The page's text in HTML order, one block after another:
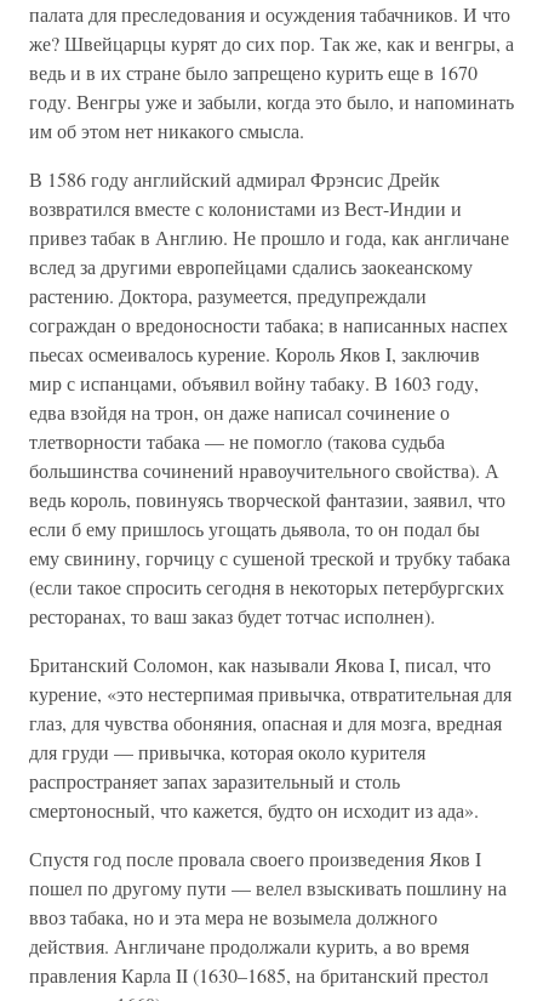
палата для преследования и осуждения табачников. И что
же? Швейцарцы курят до сих пор. Так же, как и венгры, а
ведь и в их стране было запрещено курить еще в 1670
году. Венгры уже и забыли, когда это было, и напоминать
им об этом нет никакого смысла.
В 1586 году английский адмирал Фрэнсис Дрейк
возвратился вместе с колонистами из Вест-Индии и
привез табак в Англию. Не прошло и года, как англичане
вслед за другими европейцами сдались заокеанскому
растению. Доктора, разумеется, предупреждали
сограждан о вредоносности табака; в написанных наспех
пьесах осмеивалось курение. Король Яков I, заключив
мир с испанцами, объявил войну табаку. В 1603 году,
едва взойдя на трон, он даже написал сочинение о
тлетворности табака — не помогло (такова судьба
большинства сочинений нравоучительного свойства). А
ведь король, повинуясь творческой фантазии, заявил, что
если б ему пришлось угощать дьявола, то он подал бы
ему свинину, горчицу с сушеной треской и трубку табака
(если такое спросить сегодня в некоторых петербургских
ресторанах, то ваш заказ будет тотчас исполнен).
Британский Соломон, как называли Якова I, писал, что
курение, «это нестерпимая привычка, отвратительная для
глаз, для чувства обоняния, опасная и для мозга, вредная
для груди — привычка, которая около курителя
распространяет запах заразительный и столь
смертоносный, что кажется, будто он исходит из ада».
Спустя год после провала своего произведения Яков I
пошел по другому пути — велел взыскивать пошлину на
ввоз табака, но и эта мера не возымела должного
действия. Англичане продолжали курить, а во время
правления Карла II (1630–1685, на британский престол